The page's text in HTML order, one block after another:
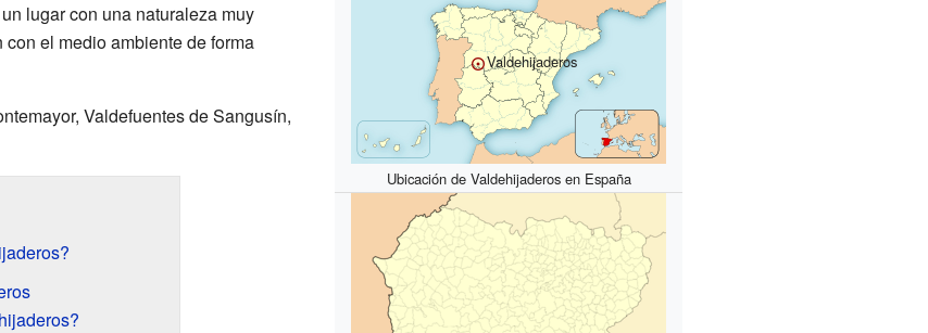
Valdehijaderos
Ubicación de Valdehijaderos en España
lugar con una naturaleza muy
el medio ambiente de forma
Valdefuentes de Sangusín,